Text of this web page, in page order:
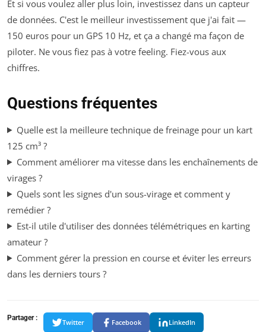
Et si vous voulez aller plus loin, investissez dans un capteur
de données. C'est le meilleur investissement que j'ai fait —
150 euros pour un GPS 10 Hz, et ça a changé ma façon de
piloter. Ne vous fiez pas à votre feeling. Fiez-vous aux
chiffres.
Questions fréquentes
Quelle est la meilleure technique de freinage pour un kart
125 cm³ ?
Comment améliorer ma vitesse dans les enchaînements de
virages ?
Quels sont les signes d'un sous-virage et comment y
remédier ?
Est-il utile d'utiliser des données télémétriques en karting
amateur ?
Comment gérer la pression en course et éviter les erreurs
dans les derniers tours ?
Partager :
Twitter Facebook LinkedIn